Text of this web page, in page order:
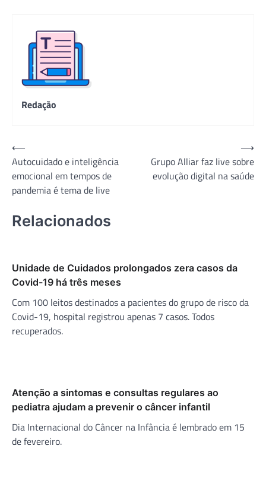
Redação
Navegação
de
Post
⟵
Autocuidado e inteligência
emocional em tempos de
pandemia é tema de live
Grupo Alliar faz live sobre
evolução digital na saúde
⟶
Relacionados
Unidade de Cuidados prolongados zera casos da
Covid-19 há três meses
Com 100 leitos destinados a pacientes do grupo de risco da
Covid-19, hospital registrou apenas 7 casos. Todos
recuperados.
Atenção a sintomas e consultas regulares ao
pediatra ajudam a prevenir o câncer infantil
Dia Internacional do Câncer na Infância é lembrado em 15
de fevereiro.